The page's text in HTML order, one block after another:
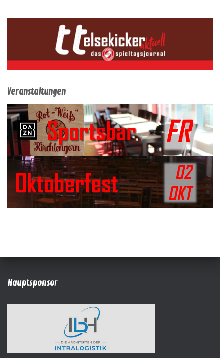
Veranstaltungen
Hauptsponsor